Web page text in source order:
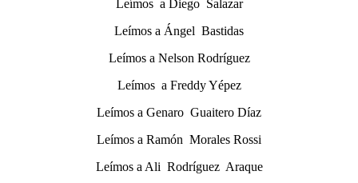
Leímos a Diego Salazar
Leímos a Ángel Bastidas
Leímos a Nelson Rodríguez
Leímos a Freddy Yépez
Leímos a Genaro Guaitero Díaz
Leímos a Ramón Morales Rossi
Leímos a Ali Rodríguez Araque